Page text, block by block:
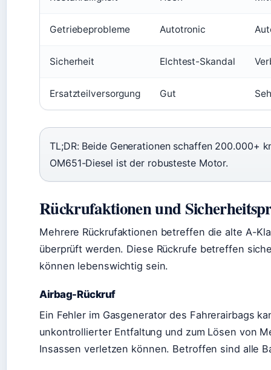
Getriebeprobleme Autotronic
Sicherheit Elchtest-Skandal
Ersatzteilversorgung Gut
TL;DR: Beide Generationen schaffen 200.000+
OM651-Diesel ist der robusteste Motor.
Rückrufaktionen und
Mehrere Rückrufaktionen betreffen die alte A-
überprüft werden. Diese Rückrufe betreffen
können lebenswichtig sein.
Airbag-Rückruf
Ein Fehler im Gasgenerator des Fahrerairbags
unkontrollierter Entfaltung und zum Lösen von
Insassen verletzen können. Betroffen sind alle